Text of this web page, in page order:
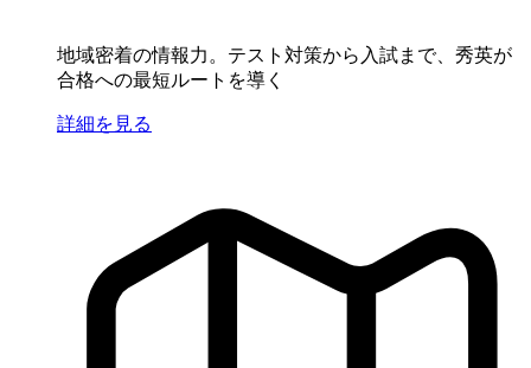
地域密着の情報力。テスト対策から入試まで、秀英が
合格への最短ルートを導く
詳細を見る